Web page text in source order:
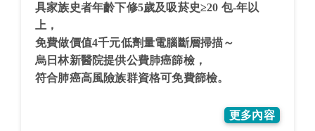
具家族史者年齡下修5歲及吸菸史≥20 包-年以
上，
免費做價值4千元低劑量電腦斷層掃描～
烏日林新醫院提供公費肺癌篩檢，
符合肺癌高風險族群資格可免費篩檢。
更多內容